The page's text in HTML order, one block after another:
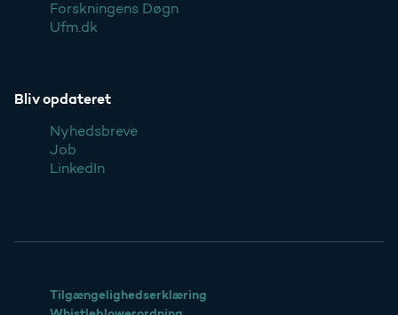
Forskningens Døgn
Ufm.dk
Bliv opdateret
Nyhedsbreve
Job
LinkedIn
Tilgængelighedserklæring